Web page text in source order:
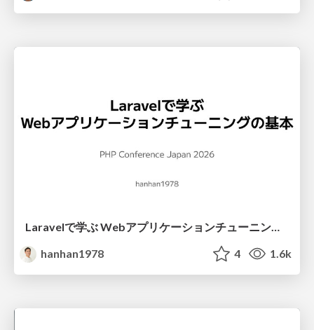
hanhan1978
4 1.6k